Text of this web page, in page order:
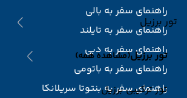
تور برزیل
تور برزیل(مشاهده همه)
تور ترکیبی برزیل
راهنمای سفر به بالی
راهنمای سفر به تایلند
راهنمای سفر به دبی
راهنمای سفر به باتومی
راهنمای سفر به بنتوتا سریلانکا